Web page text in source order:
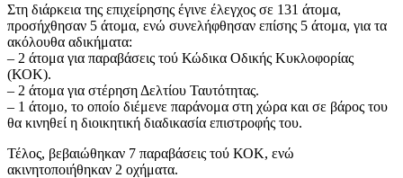
Στη διάρκεια της επιχείρησης έγινε έλεγχος σε 131 άτομα,
προσήχθησαν 5 άτομα, ενώ συνελήφθησαν επίσης 5 άτομα, για τα
ακόλουθα αδικήματα:
– 2 άτομα για παραβάσεις τού Κώδικα Οδικής Κυκλοφορίας
(ΚΟΚ).
– 2 άτομα για στέρηση Δελτίου Ταυτότητας.
– 1 άτομο, το οποίο διέμενε παράνομα στη χώρα και σε βάρος του
θα κινηθεί η διοικητική διαδικασία επιστροφής του.
Τέλος, βεβαιώθηκαν 7 παραβάσεις τού ΚΟΚ, ενώ
ακινητοποιήθηκαν 2 οχήματα.